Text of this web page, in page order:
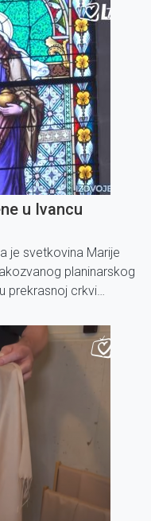
u Ivancu
je svetkovina Marije
planinarskog
prekrasnoj crkvi
vlč.